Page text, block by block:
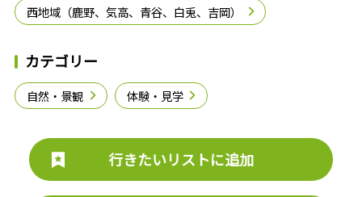
西地域（鹿野、気高、青谷、白兎、吉岡）
カテゴリー
自然・景観 体験・見学
行きたいリストに追加